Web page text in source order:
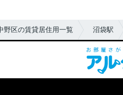
野区の賃貸居住用一覧 沼袋駅